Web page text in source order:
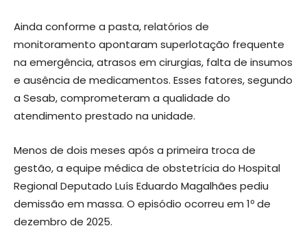
Ainda conforme a pasta, relatórios de
monitoramento apontaram superlotação frequente
na emergência, atrasos em cirurgias, falta de insumos
e ausência de medicamentos. Esses fatores, segundo
a Sesab, comprometeram a qualidade do
atendimento prestado na unidade.
Menos de dois meses após a primeira troca de
gestão, a equipe médica de obstetrícia do Hospital
Regional Deputado Luís Eduardo Magalhães pediu
demissão em massa. O episódio ocorreu em 1º de
dezembro de 2025.